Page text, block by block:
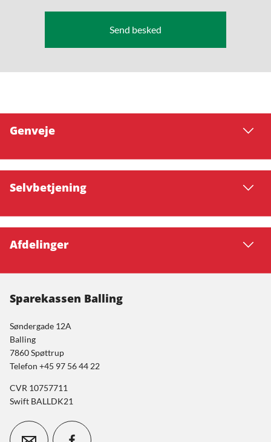
Send besked
Genveje
Selvbetjening
Afdelinger
Sparekassen Balling
Søndergade 12A
Balling
7860 Spøttrup
Telefon +45 97 56 44 22
CVR 10757711
Swift BALLDK21